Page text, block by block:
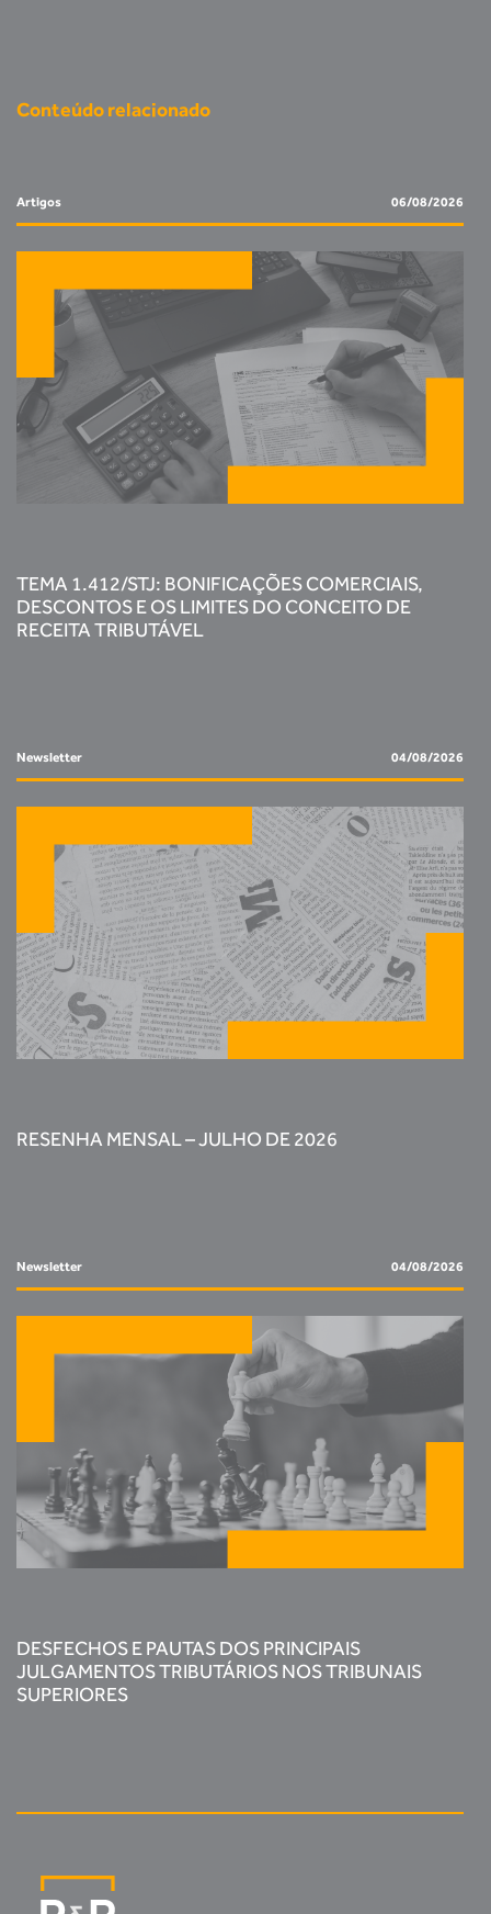
Conteúdo relacionado
Artigos 06/08/2026
TEMA 1.412/STJ: BONIFICAÇÕES COMERCIAIS,
DESCONTOS E OS LIMITES DO CONCEITO DE
RECEITA TRIBUTÁVEL
Newsletter 04/08/2026
RESENHA MENSAL – JULHO DE 2026
Newsletter 04/08/2026
DESFECHOS E PAUTAS DOS PRINCIPAIS
JULGAMENTOS TRIBUTÁRIOS NOS TRIBUNAIS
SUPERIORES